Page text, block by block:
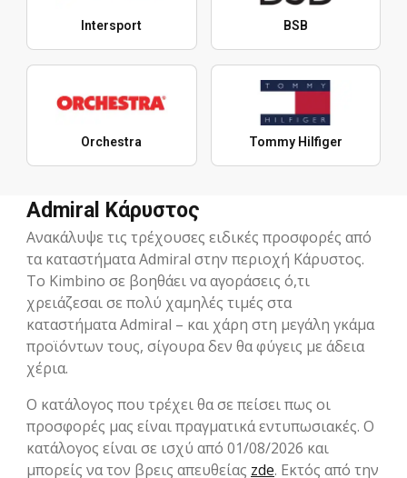
Intersport BSB
Orchestra Tommy Hilfiger
Admiral Κάρυστος
Ανακάλυψε τις τρέχουσες ειδικές προσφορές από
τα καταστήματα Admiral στην περιοχή Κάρυστος.
Το Kimbino σε βοηθάει να αγοράσεις ό,τι
χρειάζεσαι σε πολύ χαμηλές τιμές στα
καταστήματα Admiral – και χάρη στη μεγάλη γκάμα
προϊόντων τους, σίγουρα δεν θα φύγεις με άδεια
χέρια.
Ο κατάλογος που τρέχει θα σε πείσει πως οι
προσφορές μας είναι πραγματικά εντυπωσιακές. Ο
κατάλογος είναι σε ισχύ από 01/08/2026 και
μπορείς να τον βρεις απευθείας zde. Εκτός από την